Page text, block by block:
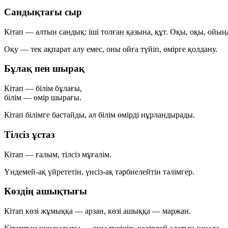
Сандықтағы сыр
Кітап — алтын сандық: іші толған қазына, құт. Оқы, оқы,
Оқу — тек ақпарат алу емес, оны ойға түйіп, өмірге қолдану.
Бұлақ пен шырақ
Кітап — білім бұлағы,
білім — өмір шырағы.
Кітап білімге бастайды, ал білім өмірді нұрландырады.
Тілсіз ұстаз
Кітап — ғалым, тілсіз мұғалім.
Үндемей-ақ үйрететін, үнсіз-ақ тәрбиелейтін тәлімгер.
Көздің ашықтығы
Кітап көзі жұмыққа — арзан, көзі ашыққа — маржан.